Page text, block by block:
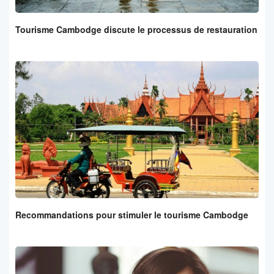
Tourisme Cambodge discute le processus de restauration
Recommandations pour stimuler le tourisme Cambodge